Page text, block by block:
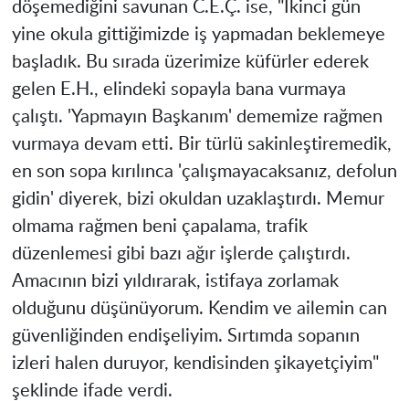
döşemediğini savunan C.E.Ç. ise, "İkinci gün
yine okula gittiğimizde iş yapmadan beklemeye
başladık. Bu sırada üzerimize küfürler ederek
gelen E.H., elindeki sopayla bana vurmaya
çalıştı. 'Yapmayın Başkanım' dememize rağmen
vurmaya devam etti. Bir türlü sakinleştiremedik,
en son sopa kırılınca 'çalışmayacaksanız, defolun
gidin' diyerek, bizi okuldan uzaklaştırdı. Memur
olmama rağmen beni çapalama, trafik
düzenlemesi gibi bazı ağır işlerde çalıştırdı.
Amacının bizi yıldırarak, istifaya zorlamak
olduğunu düşünüyorum. Kendim ve ailemin can
güvenliğinden endişeliyim. Sırtımda sopanın
izleri halen duruyor, kendisinden şikayetçiyim"
şeklinde ifade verdi.